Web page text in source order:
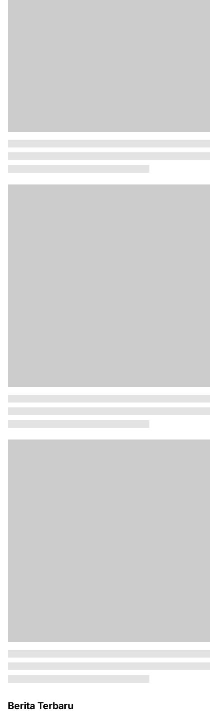
Berita Terbaru